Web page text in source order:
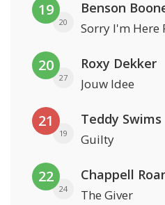
19
20
Benson
Sorry I'm Here
20
27
Roxy Dekker
Jouw Idee
21
19
Teddy Swims
Guilty
22
24
Chappell
The Giver